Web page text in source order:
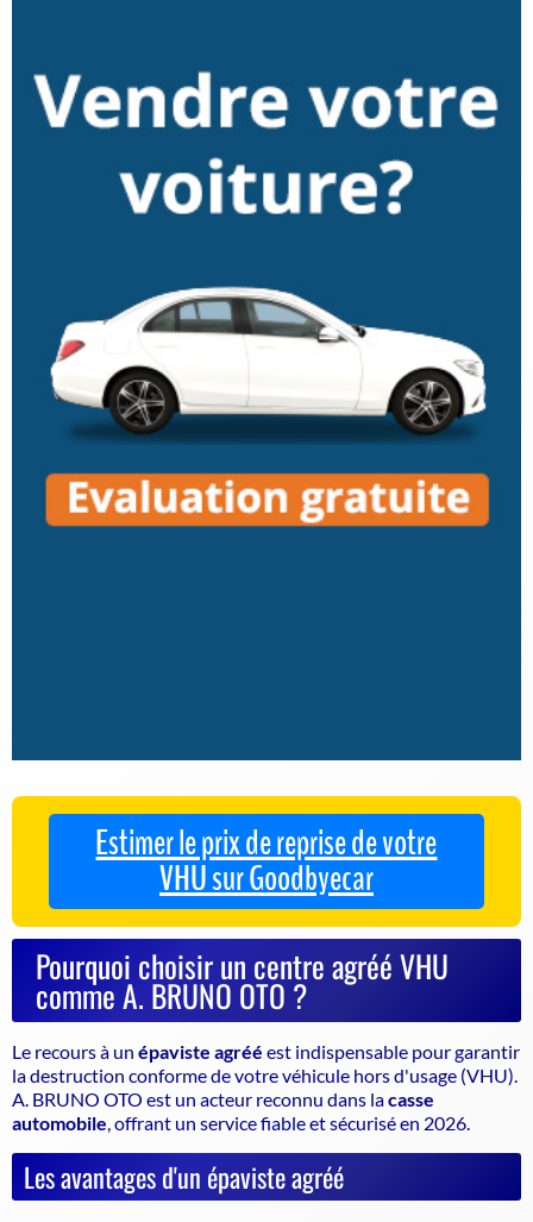
Estimer le prix de reprise de votre
VHU sur Goodbyecar
Pourquoi choisir un centre agréé VHU
comme A. BRUNO OTO ?
Le recours à un épaviste agréé est indispensable pour garantir
ladestruction conformede votre véhicule hors d'usage (VHU).
A. BRUNO OTO est un acteur reconnu dans lacasse
automobile , offrant un service fiable et sécurisé en 2026.
Les avantages d'un épaviste agréé